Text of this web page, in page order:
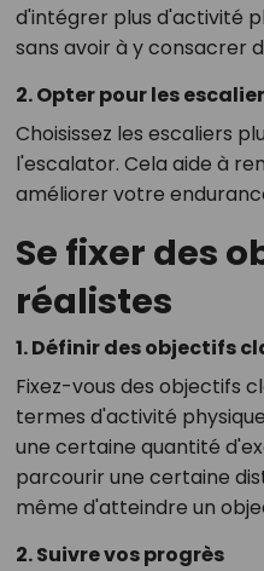
d'intégrer plus d'activité
sans avoir à y consacrer
2. Opter pour les
Choisissez les escaliers
l'escalator. Cela aide à
améliorer votre
Se fixer des
réalistes
1. Définir des objectifs
Fixez-vous des objectifs
termes d'activité
une certaine quantité
parcourir une certaine
même d'atteindre un
2. Suivre vos progrès